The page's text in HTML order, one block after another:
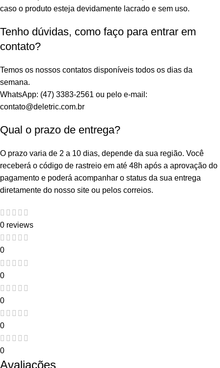
caso o produto esteja devidamente lacrado e sem uso.
Tenho dúvidas, como faço para entrar em
contato?
Temos os nossos contatos disponíveis todos os dias da
semana.
WhatsApp: (47) 3383-2561 ou pelo e-mail:
contato@deletric.com.br
Qual o prazo de entrega?
O prazo varia de 2 a 10 dias, depende da sua região. Você
receberá o código de rastreio em até 48h após a aprovação do
pagamento e poderá acompanhar o status da sua entrega
diretamente do nosso site ou pelos correios.
0 reviews
0
0
0
0
0
Avaliações